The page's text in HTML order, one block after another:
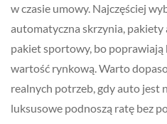
w czasie umowy. Najczęściej
automatyczna skrzynia,
pakiet sportowy, bo
wartość rynkową. Warto
realnych potrzeb, gdy auto jest
luksusowe podnoszą ratę bez